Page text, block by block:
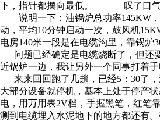
下，指针都摆向最低。 叹了口气，
说明一下：油锅炉总功率145KW，
动，平均10分钟启动一次，鼓风机
电房140米一段是在电缆沟里，靠锅炉
问题已经确定是电缆烧断了，但还
近锅炉一边，我让另外一个同事打着
来来回回跑了几趟，已经5：30了，
大部分设备就停机，基本上处于停产
电，用万用表2V档，手握黑笔，红笔
测到电缆埋入水泥地下的地方都还有。